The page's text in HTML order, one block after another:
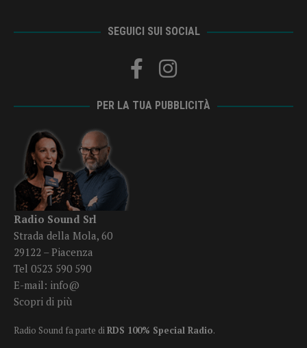
SEGUICI SUI SOCIAL
PER LA TUA PUBBLICITÀ
Radio Sound Srl
Strada della Mola, 60
29122 – Piacenza
Tel 0523 590 590
E-mail: info@
Scopri di più
Radio Sound fa parte diRDS 100% Special Radio.